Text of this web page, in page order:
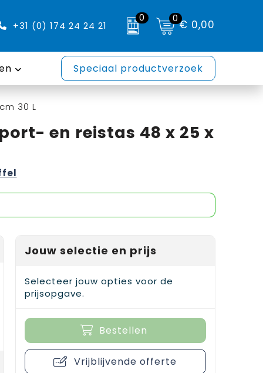
+31 (0) 174 24 24 21
0 0€ 0,00
Speciaal productverzoek
30 L
en reistas 48 x 25 x
Jouw selectie en prijs
Selecteer jouw opties voor de
prijsopgave.
Bestellen
Vrijblijvende offerte